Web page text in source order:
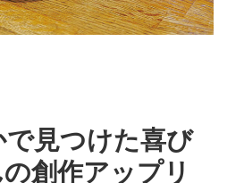
見つけた喜び
創作アップリ